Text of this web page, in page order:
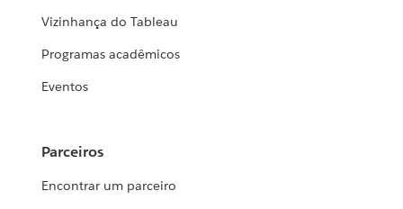
Vizinhança do Tableau
Programas acadêmicos
Eventos
Parceiros
Encontrar um parceiro